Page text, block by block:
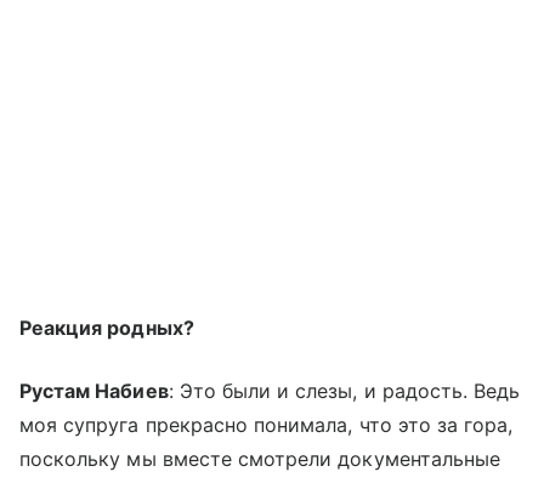
Реакция родных?
Рустам Набиев: Это были и слезы, и радость. Ведь
моя супруга прекрасно понимала, что это за гора,
поскольку мы вместе смотрели документальные